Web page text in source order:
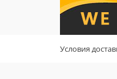
Условия